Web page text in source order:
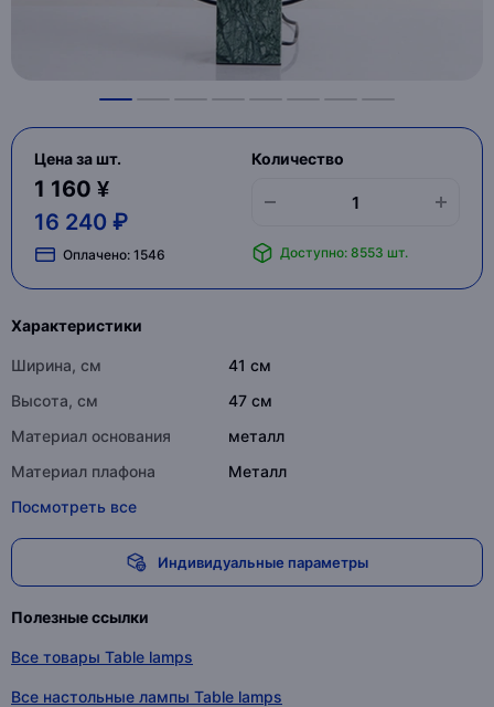
Цена за шт.
1 160 ¥
16 240 ₽
Оплачено: 1546
Количество
Доступно: 8553 шт.
Характеристики
Ширина, см
41 см
Высота, см
47 см
Материал основания
металл
Материал плафона
Металл
Посмотреть все
Индивидуальные параметры
Полезные ссылки
Все товары Table lamps
Все настольные лампы Table lamps